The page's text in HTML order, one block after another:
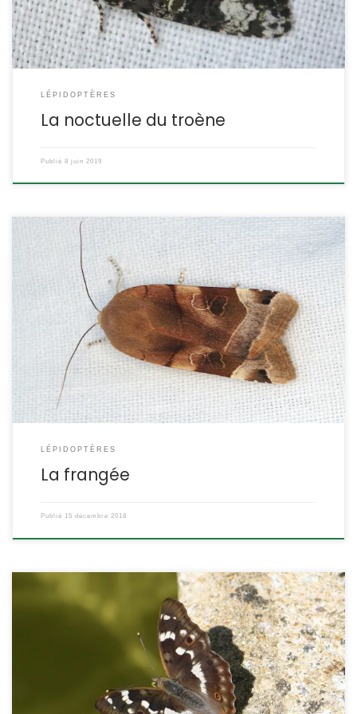
LÉPIDOPTÈRES
La noctuelle du troène
Publié 8 juin 2019
C’est une grande noctuelle difficile à repérer dans la journée,
mais elle est attirée par la lumière et tous les exemplaires
photographiés ici sont venus au piège lumineux utilisant une
lampe UV. Noctua fimbriata Schreber,1759 La noctuelle frangée
POSITION SYSTÉMATIQUE : Insecte Lépidoptère Hétérocère Famille
des Noctuidae (noctuelles) ; sous-famille des Noctuinae.
ETYMOLOGIE : Noctua […]
LÉPIDOPTÈRES
La frangée
Publié 15 décembre 2018
Ce superbe papillon a la particularité de pouvoir changer de
couleur en fonction de la lumière et de l’orientation, en effet, une
coloration bleue due à la polarisation de la lumière vient se
surimposer aux pigmentations des ailes. Apatura ilia Denis &
Schiffermuller,1775 POSITION SYSTÉMATIQUE : Insecte Lépidoptère
Rhopalocère Famille des Nymphalidae ETYMOLOGIE : […]